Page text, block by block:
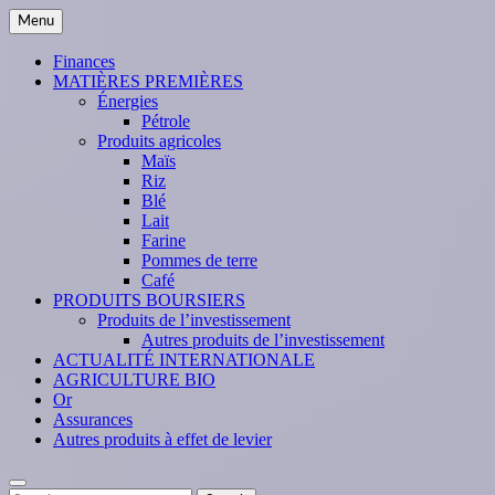
Skip
to
content
Menu
Finances
MATIÈRES PREMIÈRES
Énergies
Pétrole
Produits agricoles
Maïs
Riz
Blé
Lait
Farine
Pommes de terre
Café
PRODUITS BOURSIERS
Produits de l’investissement
Autres produits de l’investissement
ACTUALITÉ INTERNATIONALE
AGRICULTURE BIO
Or
Assurances
Autres produits à effet de levier
Search